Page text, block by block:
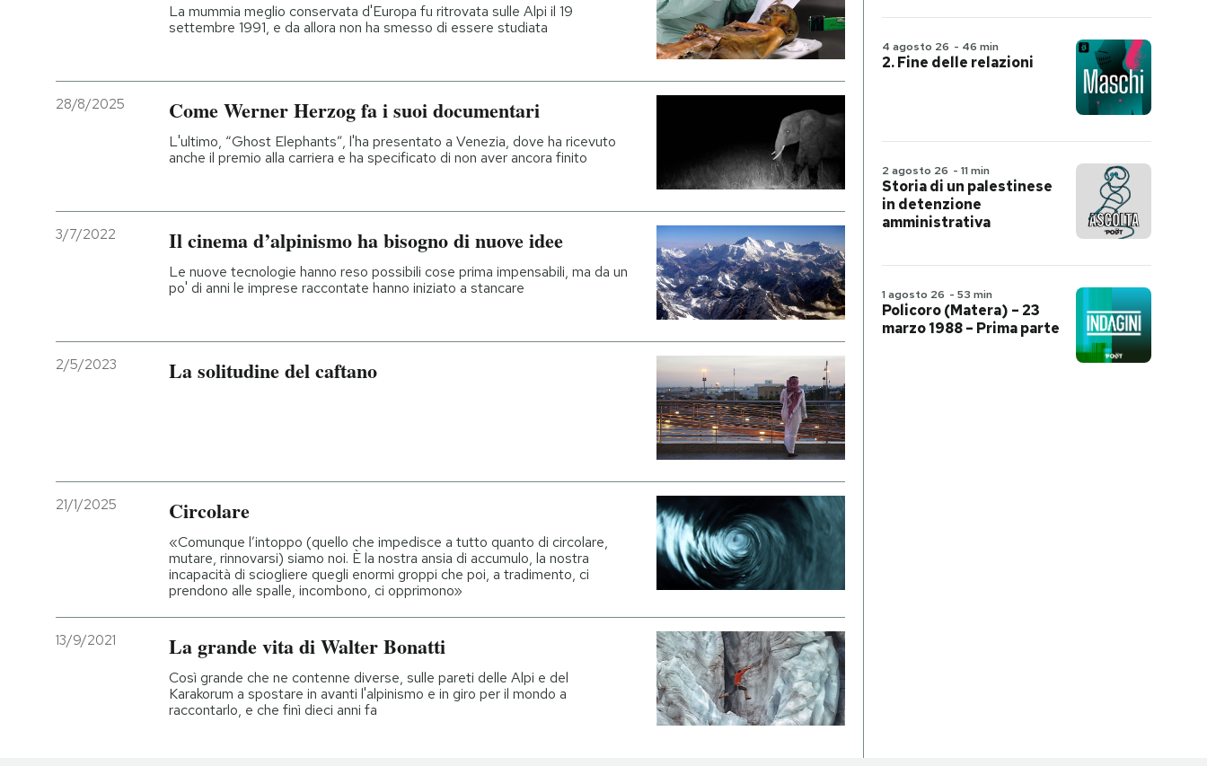
La mummia meglio conservata d'Europa fu ritrovata sulle Alpi il 19
settembre 1991, e da allora non ha smesso di essere studiata
28/8/2025 Come Werner Herzog fa i suoi documentari
L'ultimo, “Ghost Elephants”, l'ha presentato a Venezia, dove ha ricevuto
anche il premio alla carriera e ha specificato di non aver ancora finito
3/7/2022 Il cinema d’alpinismo ha bisogno di nuove idee
Le nuove tecnologie hanno reso possibili cose prima impensabili, ma da un
po' di anni le imprese raccontate hanno iniziato a stancare
2/5/2023 La solitudine del caftano
21/1/2025 Circolare
«Comunque l’intoppo (quello che impedisce a tutto quanto di circolare,
mutare, rinnovarsi) siamo noi. È la nostra ansia di accumulo, la nostra
incapacità di sciogliere quegli enormi groppi che poi, a tradimento, ci
prendono alle spalle, incombono, ci opprimono»
13/9/2021 La grande vita di Walter Bonatti
Così grande che ne contenne diverse, sulle pareti delle Alpi e del
Karakorum a spostare in avanti l'alpinismo e in giro per il mondo a
raccontarlo, e che finì dieci anni fa
4 agosto 26 - 46 min
2. Fine delle relazioni
2 agosto 26 - 11 min
Storia di un palestinese
in detenzione
amministrativa
1 agosto 26 - 53 min
Policoro (Matera) – 23
marzo 1988 – Prima parte